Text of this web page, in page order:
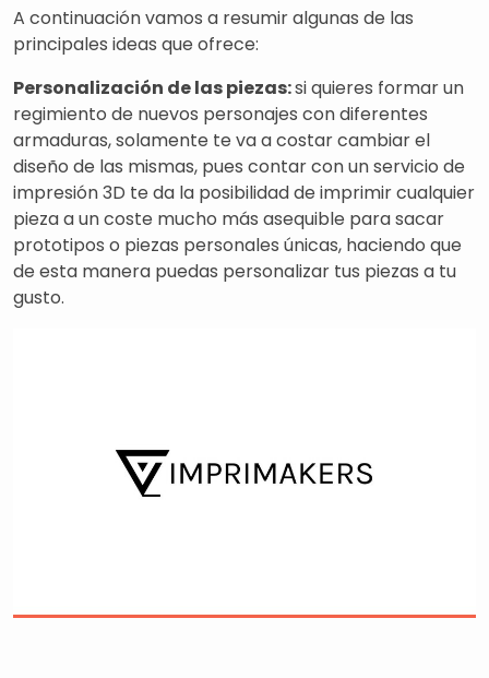
A continuación vamos a resumir algunas de las
principales ideas que ofrece:
Personalización de las piezas:si quieres formar un
regimiento de nuevos personajes con diferentes
armaduras, solamente te va a costar cambiar el
diseño de las mismas, pues contar con un servicio de
impresión 3D te da la posibilidad de imprimir cualquier
pieza a un coste mucho más asequible para sacar
prototipos o piezas personales únicas, haciendo que
de esta manera puedas personalizar tus piezas a tu
gusto.